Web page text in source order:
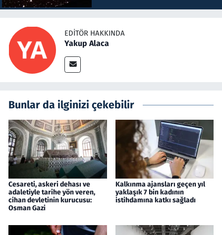
EDITÖR HAKKINDA
Yakup Alaca
Bunlar da ilginizi çekebilir
Cesareti, askeri dehası ve
adaletiyle tarihe yön veren,
cihan devletinin kurucusu:
Osman Gazi
Kalkınma ajansları geçen yıl
yaklaşık 7 bin kadının
istihdamına katkı sağladı